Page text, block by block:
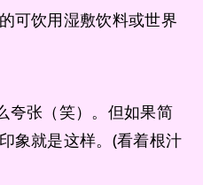
可饮用湿敷饮料或世界
夸张（笑）。但如果简
象就是这样。(看着根汁